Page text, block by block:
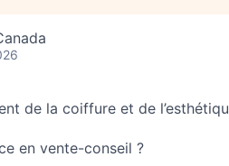
de la coiffure et de
en vente-conseil ?